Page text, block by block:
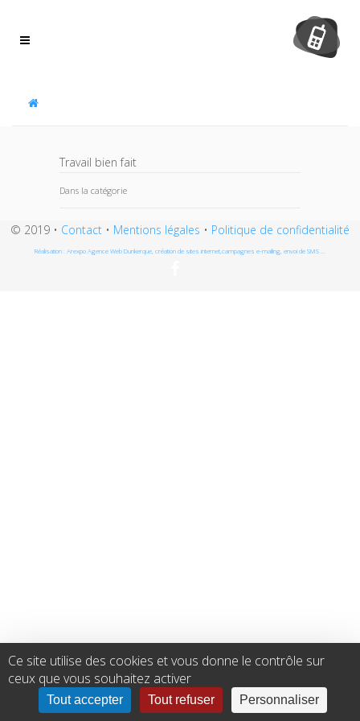
Travail bien fait
Dans la catégorie
© 2019 • Contact • Mentions légales • Politique de confidentialité
Réalisation : Arexpo Agence Web Dunkerque, création de sites internet,campagnes e-mailing, envoi de SMS ...
Ce site utilise des cookies et vous donne le contrôle sur
ceux que vous souhaitez activer
Tout accepter Tout refuser Personnaliser